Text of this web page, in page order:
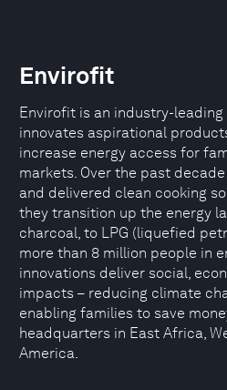
Envirofit
Envirofit is an industry-
innovates aspirational
increase energy access for
markets. Over the past
and delivered clean cooking
they transition up the energy
charcoal, to LPG (liquefied
more than 8 million people in
innovations deliver social,
impacts – reducing climate
enabling families to save
headquarters in East Africa,
America.